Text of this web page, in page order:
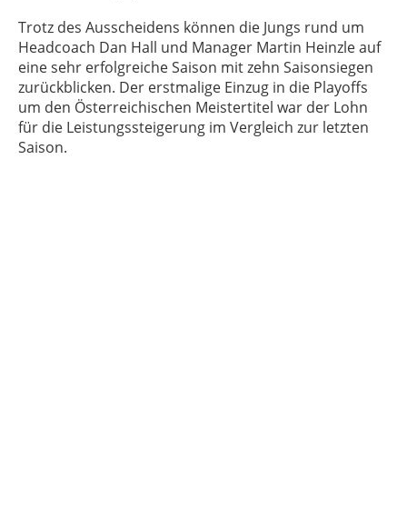
Trotz des Ausscheidens können die Jungs rund um
Headcoach Dan Hall und Manager Martin Heinzle auf
eine sehr erfolgreiche Saison mit zehn Saisonsiegen
zurückblicken. Der erstmalige Einzug in die Playoffs
um den Österreichischen Meistertitel war der Lohn
für die Leistungssteigerung im Vergleich zur letzten
Saison.